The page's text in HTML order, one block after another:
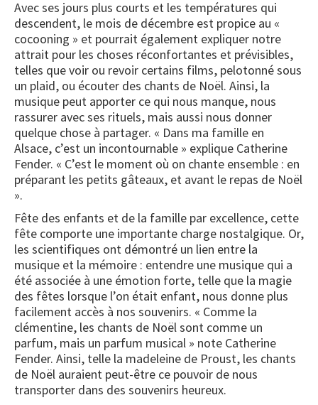
Avec ses jours plus courts et les températures qui
descendent, le mois de décembre est propice au «
cocooning » et pourrait également expliquer notre
attrait pour les choses réconfortantes et prévisibles,
telles que voir ou revoir certains films, pelotonné sous
un plaid, ou écouter des chants de Noël. Ainsi, la
musique peut apporter ce qui nous manque, nous
rassurer avec ses rituels, mais aussi nous donner
quelque chose à partager. « Dans ma famille en
Alsace, c’est un incontournable » explique Catherine
Fender. « C’est le moment où on chante ensemble : en
préparant les petits gâteaux, et avant le repas de Noël
».
Fête des enfants et de la famille par excellence, cette
fête comporte une importante charge nostalgique. Or,
les scientifiques ont démontré un lien entre la
musique et la mémoire : entendre une musique qui a
été associée à une émotion forte, telle que la magie
des fêtes lorsque l’on était enfant, nous donne plus
facilement accès à nos souvenirs. « Comme la
clémentine, les chants de Noël sont comme un
parfum, mais un parfum musical » note Catherine
Fender. Ainsi, telle la madeleine de Proust, les chants
de Noël auraient peut-être ce pouvoir de nous
transporter dans des souvenirs heureux.